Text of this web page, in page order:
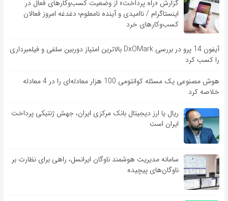
گزارش «راه پرداخت» از وضعیت کسب‌وکارهای فعال در
اینستاگرام / ناامیدی و آینده نامعلوم؛ دغدغه امروز فعالان
کسب‌وکارهای خرد
آیفون 14 پرو در بررسی DxOMark بالاترین امتیاز دوربین سلفی و فیلمبرداری
را کسب کرد
هوش مصنوعی یک مسئله کوانتومی 100 هزار معادله‌‎ای را در 4 معادله
خلاصه کرد
ریال یا ارز دیجیتال بانک مرکزی ایران، جهش ژنتیکی پرداخت
ایران است
سامانه مدیریت هوشمند ناوگان ایرانسل، راهی برای نظارت بر
ناوگان‌های پیچیده